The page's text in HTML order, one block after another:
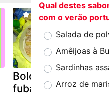
Bolo chiffon de
fubá
Qual destes
com o verão
Salada de
Amêijoas à
Sardinhas
Arroz de